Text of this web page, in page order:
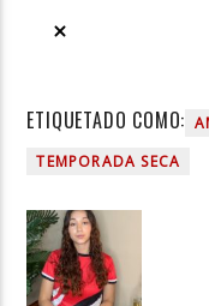
ETIQUETADO COMO:
TEMPORADA SECA